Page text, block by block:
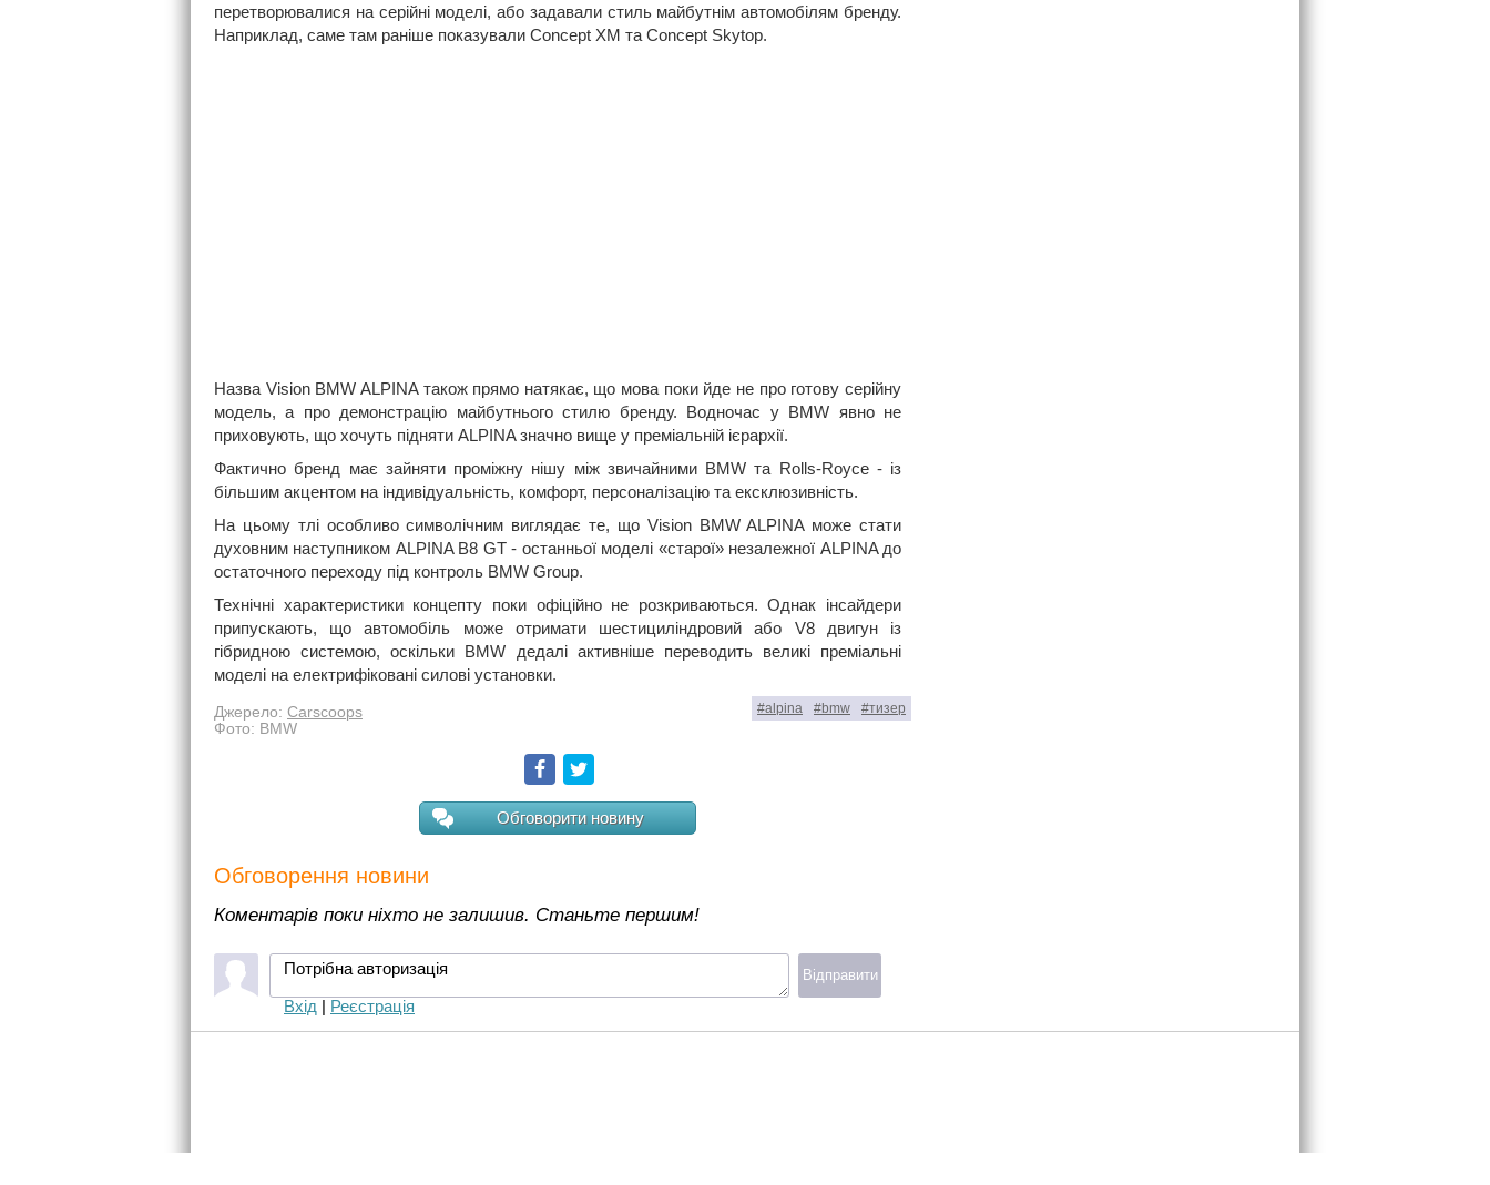
перетворювалися на серійні моделі, або задавали стиль майбутнім автомобілям бренду.
Наприклад, саме там раніше показували Concept XM та Concept Skytop.
Назва Vision BMW ALPINA також прямо натякає, що мова поки йде не про готову серійну
модель, а про демонстрацію майбутнього стилю бренду. Водночас у BMW явно не
приховують, що хочуть підняти ALPINA значно вище у преміальній ієрархії.
Фактично бренд має зайняти проміжну нішу між звичайними BMW та Rolls-Royce - із
більшим акцентом на індивідуальність, комфорт, персоналізацію та ексклюзивність.
На цьому тлі особливо символічним виглядає те, що Vision BMW ALPINA може стати
духовним наступником ALPINA B8 GT - останньої моделі «старої» незалежної ALPINA до
остаточного переходу під контроль BMW Group.
Технічні характеристики концепту поки офіційно не розкриваються. Однак інсайдери
припускають, що автомобіль може отримати шестициліндровий або V8 двигун із
гібридною системою, оскільки BMW дедалі активніше переводить великі преміальні
моделі на електрифіковані силові установки.
#alpina #bmw #тизер
Джерело: Carscoops
Фото: BMW
Facebook
Обговорити новину
Обговорення новини
Коментарів поки ніхто не залишив. Станьте першим!
Потрібна авторизація
Вхід | Реєстрація
Відправити